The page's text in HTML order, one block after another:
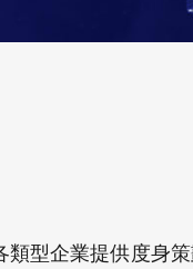
型企業提供度身